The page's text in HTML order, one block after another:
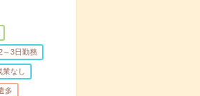
～3日勤務
業なし
多